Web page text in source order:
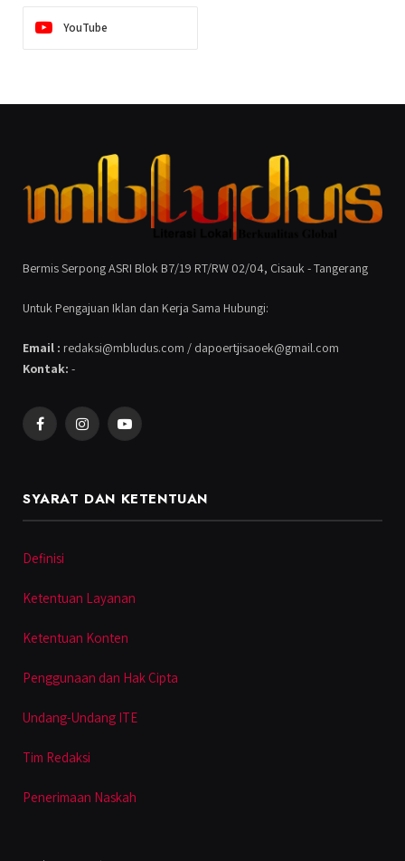
YouTube
Bermis Serpong ASRI Blok B7/19 RT/RW 02/04, Cisauk - Tangerang
Untuk Pengajuan Iklan dan Kerja Sama Hubungi:
Email : redaksi@mbludus.com / dapoertjisaoek@gmail.com
Kontak: -
FacebookInstagramYouTube
SYARAT DAN KETENTUAN
Definisi
Ketentuan Layanan
Ketentuan Konten
Penggunaan dan Hak Cipta
Undang-Undang ITE
Tim Redaksi
Penerimaan Naskah